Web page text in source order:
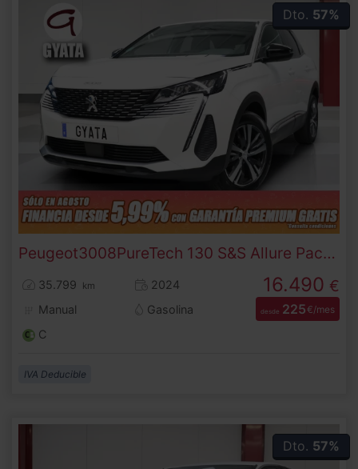
Dto. 57%
Peugeot3008 PureTech 130 S&S Allure Pack 96 kW (130 CV)
35.799 km
2024
Manual
Gasolina
C
16.490 €
desde 225€/mes
IVA Deducible
Dto. 57%